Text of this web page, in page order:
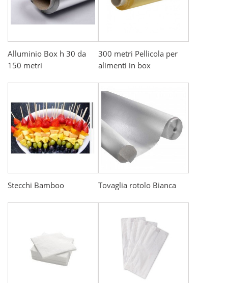
Alluminio Box h 30 da
150 metri
300 metri Pellicola per
alimenti in box
Stecchi Bamboo Tovaglia rotolo Bianca